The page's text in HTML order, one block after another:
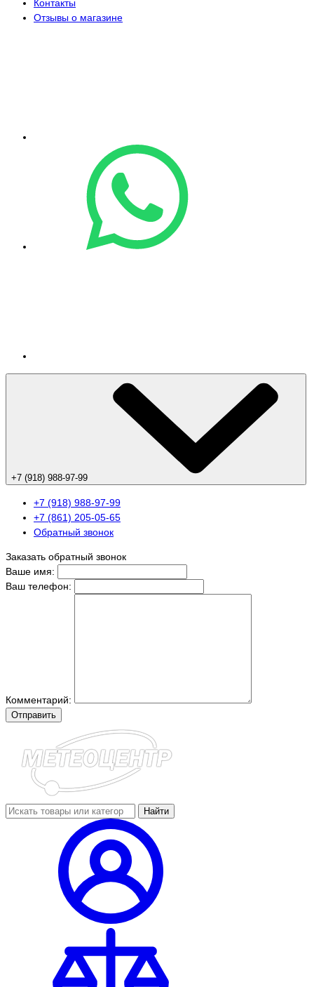
Контакты
Отзывы о магазине
+7 (918) 988-97-99
+7 (918) 988-97-99
+7 (861) 205-05-65
Обратный звонок
Заказать обратный звонок
Ваше имя:
Ваш телефон:
Комментарий:
Отправить
Найти